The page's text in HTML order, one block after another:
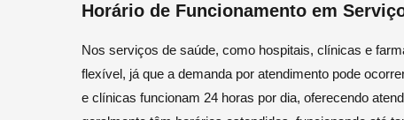
Horário de Funcionamento em
Nos serviços de saúde, como hospitais, clínicas e
flexível, já que a demanda por atendimento pode
e clínicas funcionam 24 horas por dia, oferecendo